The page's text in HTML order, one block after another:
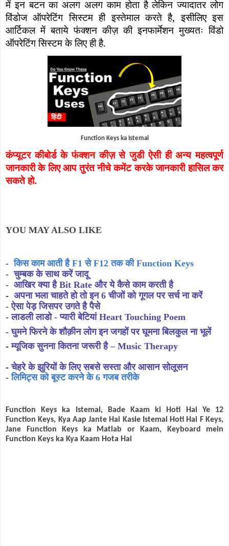
में इन बटन का अलग अलग काम होता है लेकिन ज्यादातर लोग
विंडोज ऑपरेटिंग सिस्टम ही इस्तेमाल करते है,इसीलिए इस
आर्टिकल में बताये फंक्शन कीज़ की इनफार्मेशन मुख्यतः विंडो
ऑपरेटिंग सिस्टम के लिए ही है.
Function Keys ka Istemal
कंप्यूटर कीबोर्ड के फंक्शन कीज़ से जुडी ऐसी ही अन्य महत्वपूर्ण
जानकारी के लिए आप तुरंत नीचे कमेंट करके जानकारी हासिल कर
सकते हो.
YOU MAY ALSO LIKE
-किस काम आती है F1 से F12 तक की Function Keys
-चुम्बक के साथ करें जादू
- आखिर क्या है Bit Rate और ये कैसे काम करती है
- अपना भला चाहते हो तो इन 6 चीजों को गूगल पर सर्च ना करें
-ऐसा पेड़ जिसपर उगते है पैसे
-लाडली लाडो - प्यारी बेटियां Heart Touching Poem
-घुमने फिरने के शौक़ीन लोग इन जगहों पर घूमना बिलकुल ना भूलें
-म्यूजिक सुनना कितना जरूरी है – Music Therapy
-चेहरे के झुरियों के लिए सबसे सस्ता और आसान सोलूसन
-लिमिट्स को बूस्ट करने के 6 गजब तरीके
Function Keys ka Istemal, Bade Kaam ki Hoti Hai Ye 12
Function Keys, Kya Aap Jante Hai Kasie Istemal Hoti Hai F Keys,
Jane Function Keys ka Matlab or Kaam, Keyboard mein
Function Keys ka Kya Kaam Hota Hai